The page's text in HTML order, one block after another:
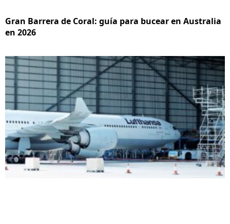
Gran Barrera de Coral: guía para bucear en Australia
en 2026